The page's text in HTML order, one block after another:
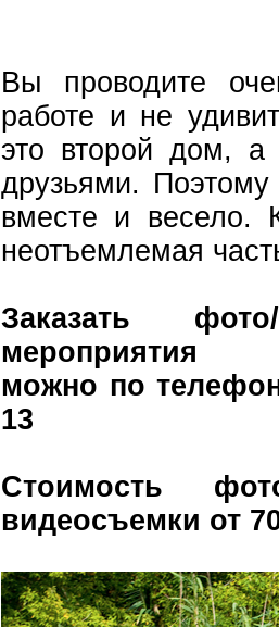
Вы проводите
работе и не
это второй дом, а
друзьями. Поэтому
вместе и весело.
неотъемлемая
Заказать
мероприятия
можно по
13
Стоимость
видеосъемки от